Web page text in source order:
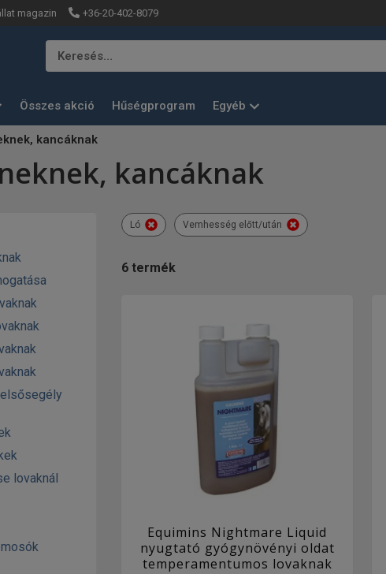
magazin +36-20-402-8079
Keresés…
Összes akció Hűségprogram Egyéb
kancáknak
kancáknak
lovaknál
6 termék
Ló Vemhesség előtt/után
Equimins Nightmare Liquid
nyugtató gyógynövényi oldat
temperamentumos lovaknak